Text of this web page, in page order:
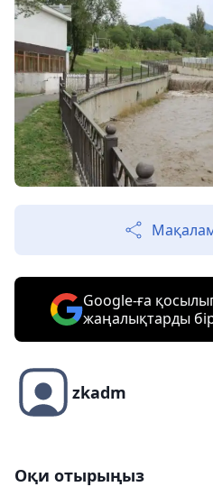
Google-ға
жаңалықтарды
zkadm
Оқи отырыңыз